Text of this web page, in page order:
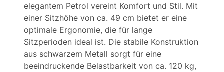
elegantem Petrol vereint Komfort und Stil. Mit
einer Sitzhöhe von ca. 49 cm bietet er eine
optimale Ergonomie, die für lange
Sitzperioden ideal ist. Die stabile Konstruktion
aus schwarzem Metall sorgt für eine
beeindruckende Belastbarkeit von ca. 120 kg,